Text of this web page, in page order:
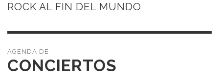
ROCK AL FIN DEL MUNDO
CONCIERTOS